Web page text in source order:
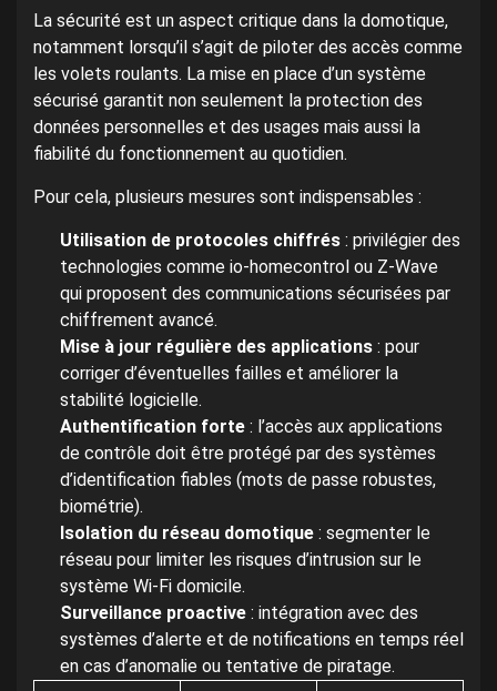
La sécurité est un aspect critique dans la domotique,
notamment lorsqu’il s’agit de piloter des accès comme
les volets roulants. La mise en place d’un système
sécurisé garantit non seulement la protection des
données personnelles et des usages mais aussi la
fiabilité du fonctionnement au quotidien.
Pour cela, plusieurs mesures sont indispensables :
Utilisation de protocoles chiffrés : privilégier des
technologies comme io-homecontrol ou Z-Wave
qui proposent des communications sécurisées par
chiffrement avancé.
Mise à jour régulière des applications : pour
corriger d’éventuelles failles et améliorer la
stabilité logicielle.
Authentification forte : l’accès aux applications
de contrôle doit être protégé par des systèmes
d’identification fiables (mots de passe robustes,
biométrie).
Isolation du réseau domotique : segmenter le
réseau pour limiter les risques d’intrusion sur le
système Wi-Fi domicile.
Surveillance proactive : intégration avec des
systèmes d’alerte et de notifications en temps réel
en cas d’anomalie ou tentative de piratage.